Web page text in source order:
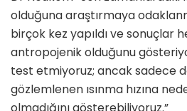
olduğuna araştırmaya
birçok kez yapıldı ve sonuçlar
antropojenik olduğunu
test etmiyoruz; ancak sadece
gözlemlenen ısınma hızına